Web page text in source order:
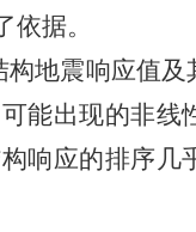
据。
构地震响应值
能出现的非线
响应的排序几